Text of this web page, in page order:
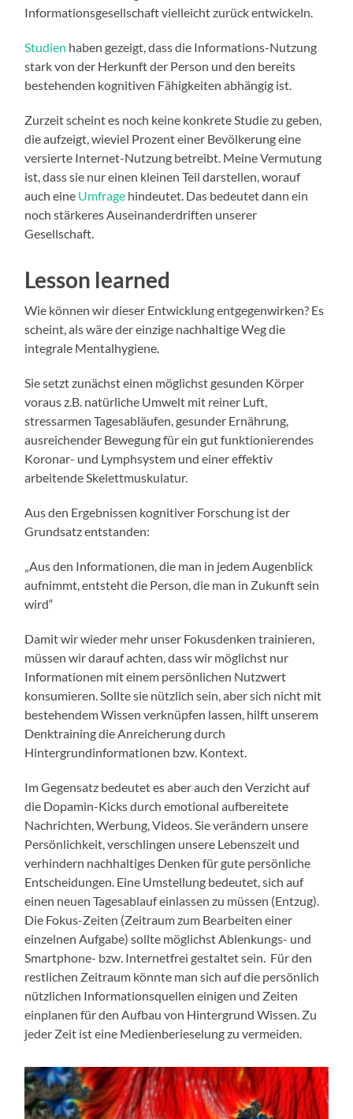
Informationsgesellschaft vielleicht zurück entwickeln.
Studien haben gezeigt, dass die Informations-Nutzung
stark von der Herkunft der Person und den bereits
bestehenden kognitiven Fähigkeiten abhängig ist.
Zurzeit scheint es noch keine konkrete Studie zu geben,
die aufzeigt, wieviel Prozent einer Bevölkerung eine
versierte Internet-Nutzung betreibt. Meine Vermutung
ist, dass sie nur einen kleinen Teil darstellen, worauf
auch eine Umfrage hindeutet. Das bedeutet dann ein
noch stärkeres Auseinanderdriften unserer
Gesellschaft.
Lesson learned
Wie können wir dieser Entwicklung entgegenwirken? Es
scheint, als wäre der einzige nachhaltige Weg die
integrale Mentalhygiene.
Sie setzt zunächst einen möglichst gesunden Körper
voraus z.B. natürliche Umwelt mit reiner Luft,
stressarmen Tagesabläufen, gesunder Ernährung,
ausreichender Bewegung für ein gut funktionierendes
Koronar- und Lymphsystem und einer effektiv
arbeitende Skelettmuskulatur.
Aus den Ergebnissen kognitiver Forschung ist der
Grundsatz entstanden:
„Aus den Informationen, die man in jedem Augenblick
aufnimmt, entsteht die Person, die man in Zukunft sein
wird“
Damit wir wieder mehr unser Fokusdenken trainieren,
müssen wir darauf achten, dass wir möglichst nur
Informationen mit einem persönlichen Nutzwert
konsumieren. Sollte sie nützlich sein, aber sich nicht mit
bestehendem Wissen verknüpfen lassen, hilft unserem
Denktraining die Anreicherung durch
Hintergrundinformationen bzw. Kontext.
Im Gegensatz bedeutet es aber auch den Verzicht auf
die Dopamin-Kicks durch emotional aufbereitete
Nachrichten, Werbung, Videos. Sie verändern unsere
Persönlichkeit, verschlingen unsere Lebenszeit und
verhindern nachhaltiges Denken für gute persönliche
Entscheidungen. Eine Umstellung bedeutet, sich auf
einen neuen Tagesablauf einlassen zu müssen (Entzug).
Die Fokus-Zeiten (Zeitraum zum Bearbeiten einer
einzelnen Aufgabe) sollte möglichst Ablenkungs- und
Smartphone- bzw. Internetfrei gestaltet sein. Für den
restlichen Zeitraum könnte man sich auf die persönlich
nützlichen Informationsquellen einigen und Zeiten
einplanen für den Aufbau von Hintergrund Wissen. Zu
jeder Zeit ist eine Medienberieselung zu vermeiden.